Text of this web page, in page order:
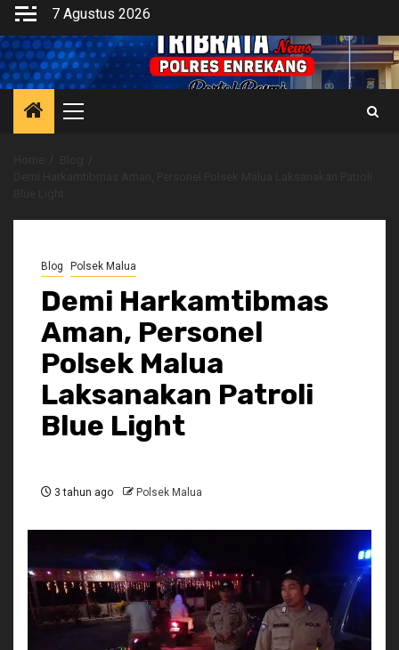
Skip
content
7 Agustus 2026
Primary
Blog Polsek Malua
Demi Harkamtibmas
Aman, Personel
Polsek Malua
Laksanakan Patroli
Blue Light
3 tahun ago Polsek Malua